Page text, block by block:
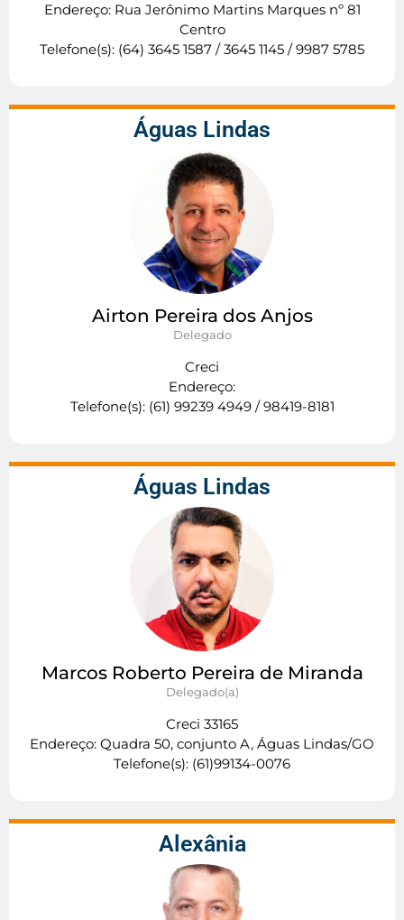
Endereço: Rua Jerônimo Martins Marques nº 81
Centro
Telefone(s): (64) 3645 1587 / 3645 1145 / 9987 5785
Águas Lindas
Airton Pereira dos Anjos
Delegado
Creci
Endereço:
Telefone(s): (61) 99239 4949 / 98419-8181
Águas Lindas
Marcos Roberto Pereira de Miranda
Delegado(a)
Creci 33165
Endereço: Quadra 50, conjunto A, Águas Lindas/GO
Telefone(s): (61)99134-0076
Alexânia